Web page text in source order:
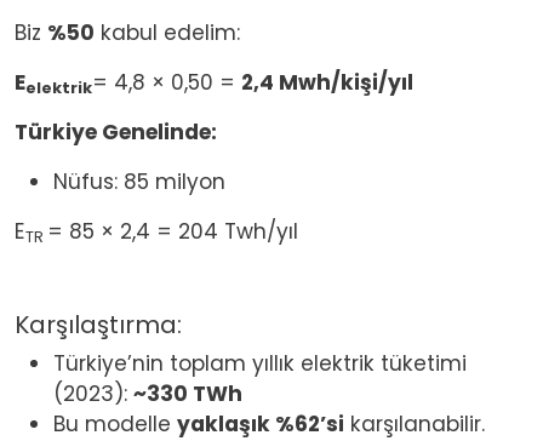
Biz %50 kabul edelim:
Eelektrik= 4,8 × 0,50 = 2,4 Mwh/kişi/yıl
Türkiye Genelinde:
Nüfus: 85 milyon
ETR = 85 × 2,4 = 204 Twh/yıl
Karşılaştırma:
Türkiye’nin toplam yıllık elektrik tüketimi
(2023): ~330 TWh
Bu modelle yaklaşık %62’si karşılanabilir.